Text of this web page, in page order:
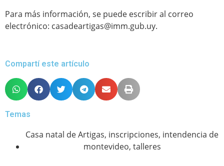
Para más información, se puede escribir al correo
electrónico: casadeartigas@imm.gub.uy.
Compartí este artículo
Temas
Casa natal de Artigas, inscripciones, intendencia de
montevideo, talleres